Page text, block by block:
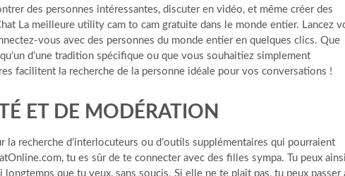
des personnes intéressantes, discuter en vidéo, et même créer des
La meilleure utility cam to cam gratuite dans le monde entier. Lancez
vous avec des personnes du monde entier en quelques clics. Que
d’une tradition spécifique ou que vous souhaitiez simplement
facilitent la recherche de la personne idéale pour vos conversations !
ET DE MODÉRATION
la recherche d’interlocuteurs ou d’outils supplémentaires qui pourraient
tu es sûr de te connecter avec des filles sympa. Tu peux ainsi
que tu veux, sans soucis. Si elle ne te plaît pas, tu peux passer